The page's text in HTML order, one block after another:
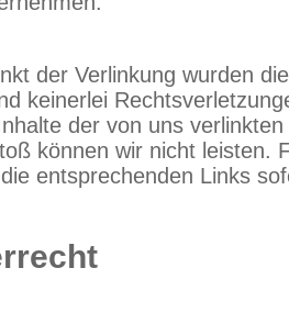
der Verlinkung wurden
keinerlei
der von uns
können wir nicht leisten.
entsprechenden Links